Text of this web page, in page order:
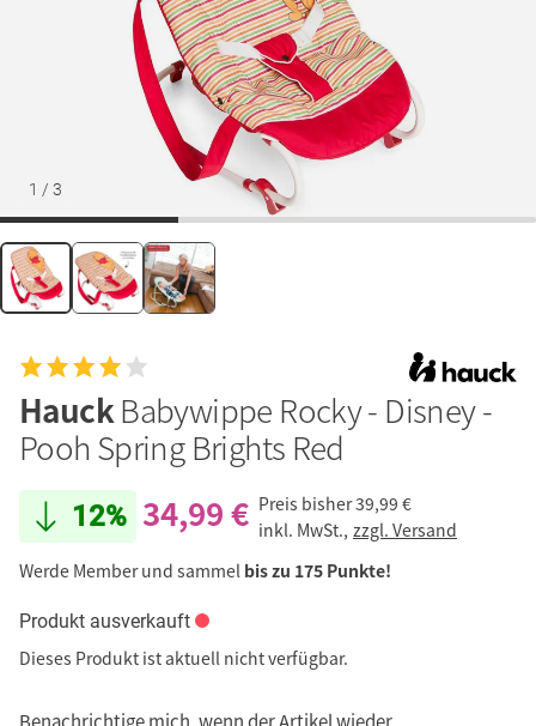
1 / 3
HauckBabywippe Rocky - Disney -
Pooh Spring Brights Red
12% 34,99 € Preis bisher39,99 €
inkl. MwSt., zzgl. Versand
Werde Member und sammel bis zu 175 Punkte!
Produkt ausverkauft
Dieses Produkt ist aktuell nicht verfügbar.